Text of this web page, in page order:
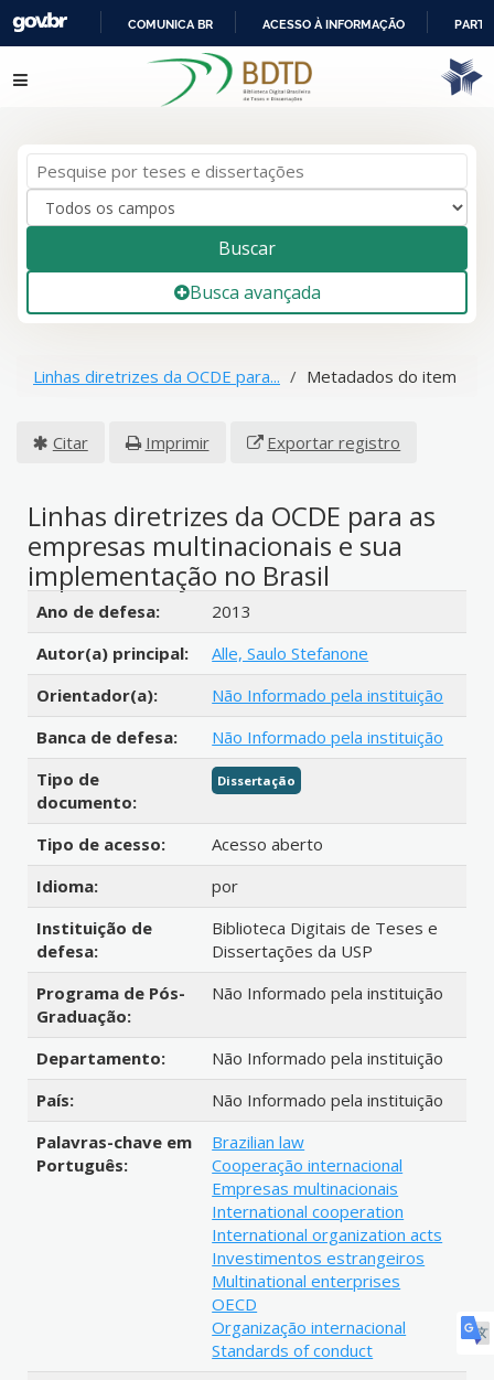
IR
PARA
COMUNICA BR ACESSO À INFORMAÇÃO
Pular para o conteúdo
Buscar
Busca avançada
Linhas diretrizes da OCDE para... Metadados do item
Citar Imprimir Exportar registro
Linhas diretrizes da OCDE para as
empresas multinacionais e sua
implementação no Brasil
Detalhes bibliográficos
Ano de defesa:
2013
Autor(a) principal:
Alle, Saulo Stefanone
Orientador(a):
Não Informado pela instituição
Banca de defesa:
Não Informado pela instituição
Tipo de
documento:
Dissertação
Tipo de acesso:
Acesso aberto
Idioma:
por
Instituição de
defesa:
Biblioteca Digitais de Teses e
Dissertações da USP
Programa de Pós-
Graduação:
Não Informado pela instituição
Departamento:
Não Informado pela instituição
País:
Não Informado pela instituição
Palavras-chave em
Português:
Brazilian law
Cooperação internacional
Empresas multinacionais
International cooperation
International organization acts
Investimentos estrangeiros
Multinational enterprises
OECD
Organização internacional
Standards of conduct